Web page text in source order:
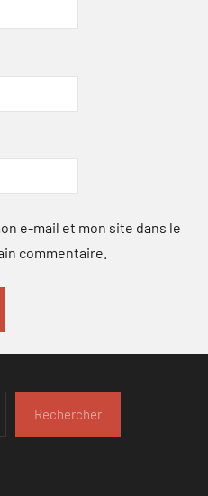
e-mail et mon site dans le
commentaire.
Rechercher